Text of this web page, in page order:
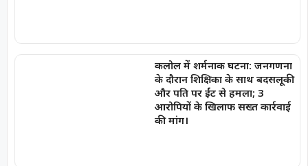
कलोल में शर्मनाक घटना: जनगणना
के दौरान शिक्षिका के साथ बदसलूकी
और पति पर ईंट से हमला; 3
आरोपियों के खिलाफ सख्त कार्रवाई
की मांग।